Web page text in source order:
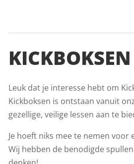
Leuk dat je interesse hebt om
Kickboksen is ontstaan vanuit
gezellige, veilige lessen aan te
Je hoeft niks mee te nemen
Wij hebben de benodigde